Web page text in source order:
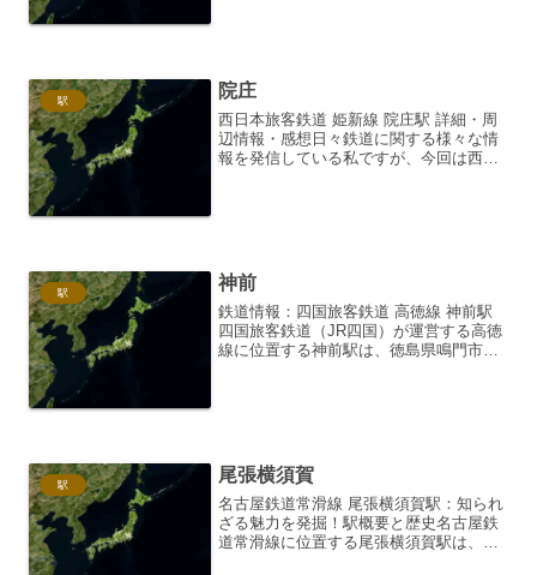
駅 院庄
西日本旅客鉄道 姫新線 院庄駅 詳細・周
辺情報・感想日々鉄道に関する様々な情
報を発信している私ですが、今回は西日
駅 神前
鉄道情報：四国旅客鉄道 高徳線 神前駅
四国旅客鉄道（JR四国）が運営する高徳
線に位置する神前駅は、徳島県鳴門市に
駅 尾張横須賀
名古屋鉄道常滑線 尾張横須賀駅：知られ
ざる魅力を発掘！駅概要と歴史名古屋鉄
道常滑線に位置する尾張横須賀駅は、愛